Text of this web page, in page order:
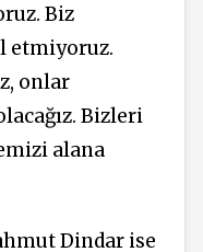
Biz
etmiyoruz.
onlar
Bizleri
alana
Dindar ise